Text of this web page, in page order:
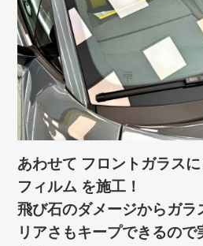
あわせて フロントガラス
フィルム を施工！
飛び石のダメージからガラ
リアさもキープできるの